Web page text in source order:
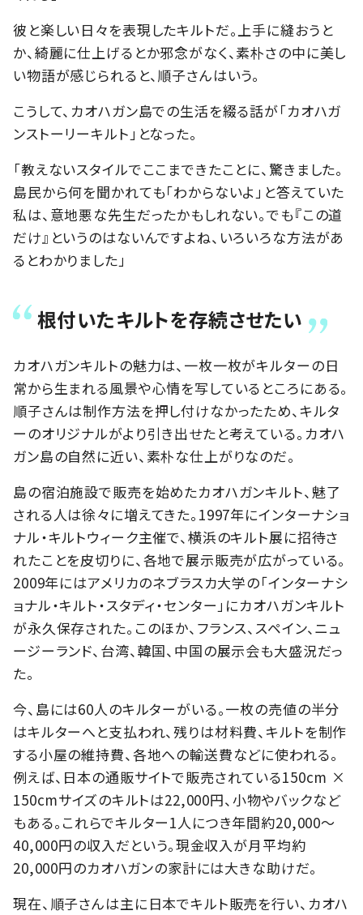
彼と楽しい日々を表現したキルトだ。上手に縫おうと
か、綺麗に仕上げるとか邪念がなく、素朴さの中に美し
い物語が感じられると、順子さんはいう。
こうして、カオハガン島での生活を綴る話が「カオハガ
ンストーリーキルト」となった。
「教えないスタイルでここまできたことに、驚きました。
島民から何を聞かれても「わからないよ」と答えていた
私は、意地悪な先生だったかもしれない。でも『この道
だけ』というのはないんですよね、いろいろな方法があ
るとわかりました」
根付いたキルトを存続させたい
カオハガンキルトの魅力は、一枚一枚がキルターの日
常から生まれる風景や心情を写しているところにある。
順子さんは制作方法を押し付けなかったため、キルタ
ーのオリジナルがより引き出せたと考えている。カオハ
ガン島の自然に近い、素朴な仕上がりなのだ。
島の宿泊施設で販売を始めたカオハガンキルト、魅了
される人は徐々に増えてきた。1997年にインターナショ
ナル・キルトウィーク主催で、横浜のキルト展に招待さ
れたことを皮切りに、各地で展示販売が広がっている。
2009年にはアメリカのネブラスカ大学の「インターナシ
ョナル・キルト・スタディ・センター」にカオハガンキルト
が永久保存された。このほか、フランス、スペイン、ニュ
ージーランド、台湾、韓国、中国の展示会も大盛況だっ
た。
今、島には60人のキルターがいる。一枚の売値の半分
はキルターへと支払われ、残りは材料費、キルトを制作
する小屋の維持費、各地への輸送費などに使われる。
例えば、日本の通販サイトで販売されている150cm ×
150cmサイズのキルトは22,000円、小物やバックなど
もある。これらでキルター1人につき年間約20,000〜
40,000円の収入だという。現金収入が月平均約
20,000円のカオハガンの家計には大きな助けだ。
現在、順子さんは主に日本でキルト販売を行い、カオハ